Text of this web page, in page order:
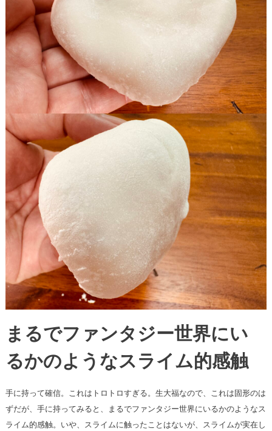
まるでファンタジー世界にい
るかのようなスライム的感触
手に持って確信。これはトロトロすぎる。生大福なので、これは固形のは
ずだが、手に持ってみると、まるでファンタジー世界にいるかのようなス
ライム的感触。いや、スライムに触ったことはないが、スライムが実在し